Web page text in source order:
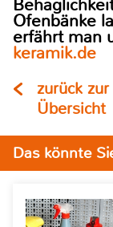
Ofenbänke
erfährt man
keramik.de
zurück zur
Übersicht
Das könnte